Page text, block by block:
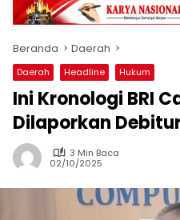
Beranda Daerah
Daerah Headline Hukum
Ini Kronologi BRI
Dilaporkan
3 Min Baca
02/10/2025